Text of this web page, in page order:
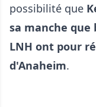
possibilité que
sa manche que
LNH ont pour
d'Anaheim.